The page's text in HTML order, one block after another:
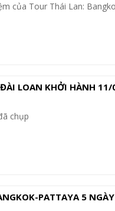
của Tour Thái Lan:
LOAN KHỞI HÀNH
chụp
PATTAYA 5